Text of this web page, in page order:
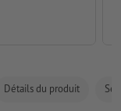
Détails du produit